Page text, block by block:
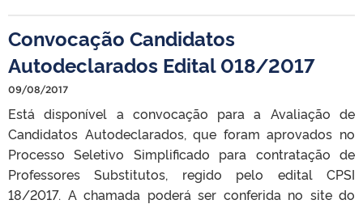
Convocação Candidatos
Autodeclarados Edital 018/2017
09/08/2017
Está disponível a convocação para a Avaliação de
Candidatos Autodeclarados, que foram aprovados no
Processo Seletivo Simplificado para contratação de
Professores Substitutos, regido pelo edital CPSI
18/2017. A chamada poderá ser conferida no site do